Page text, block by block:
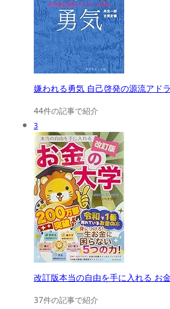
嫌われる勇気 自己啓発の源流アド
44件の記事で紹介
3
改訂版本当の自由を手に入れる お
37件の記事で紹介